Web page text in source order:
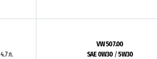
4.7 л.
VW 507.00
SAE 0W30 /5W30